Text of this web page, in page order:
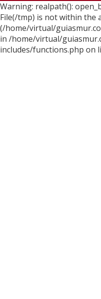
Warning: realpath():
File(/tmp) is not within the
(/home/virtual/
in /home/virtual/
includes/functions.php on